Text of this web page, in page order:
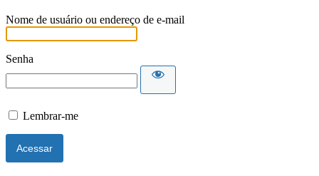
Nome de usuário ou endereço de e-mail
Senha
Lembrar-me